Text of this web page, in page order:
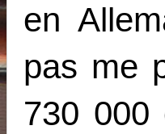
en
pas me
730 000